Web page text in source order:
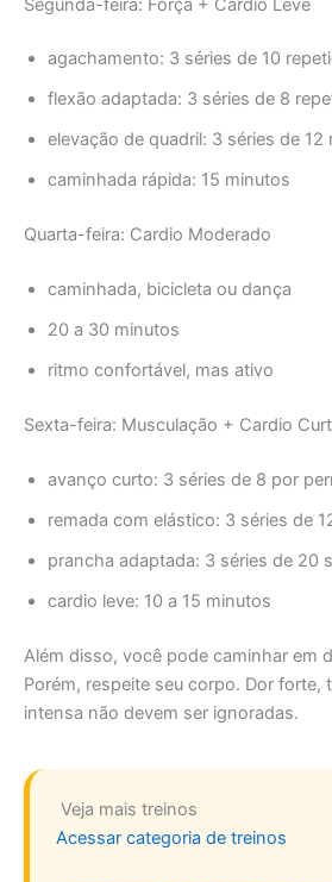
agachamento: 3 séries de 10
flexão adaptada: 3 séries de 8
elevação de quadril: 3 séries de 12
caminhada rápida: 15 minutos
Quarta-feira: Cardio Moderado
caminhada, bicicleta ou dança
20 a 30 minutos
ritmo confortável, mas ativo
Sexta-feira: Musculação + Cardio
avanço curto: 3 séries de 8 por
remada com elástico: 3 séries de
prancha adaptada: 3 séries de 20
cardio leve: 10 a 15 minutos
Além disso, você pode caminhar em
Porém, respeite seu corpo. Dor forte,
intensa não devem ser ignoradas.
️ Veja mais treinos
Acessar categoria de treinos